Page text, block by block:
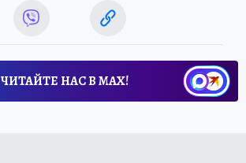
ЧИТАЙТЕ НАС В МАХ!